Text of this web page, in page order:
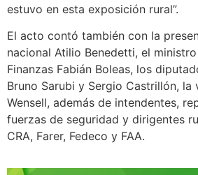
estuvo en esta exposición rural”.
El acto contó también con la
nacional Atilio Benedetti, el
Finanzas Fabián Boleas, los
Bruno Sarubi y Sergio Castrillón, la
Wensell, además de intendentes,
fuerzas de seguridad y dirigentes
CRA, Farer, Fedeco y FAA.